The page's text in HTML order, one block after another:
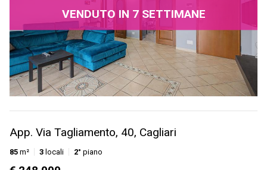
VENDUTO IN 7 SETTIMANE
App. Via Tagliamento, 40, Cagliari
85 m² 3 locali 2° piano